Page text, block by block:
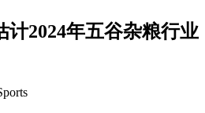
计2024年五谷杂粮行业